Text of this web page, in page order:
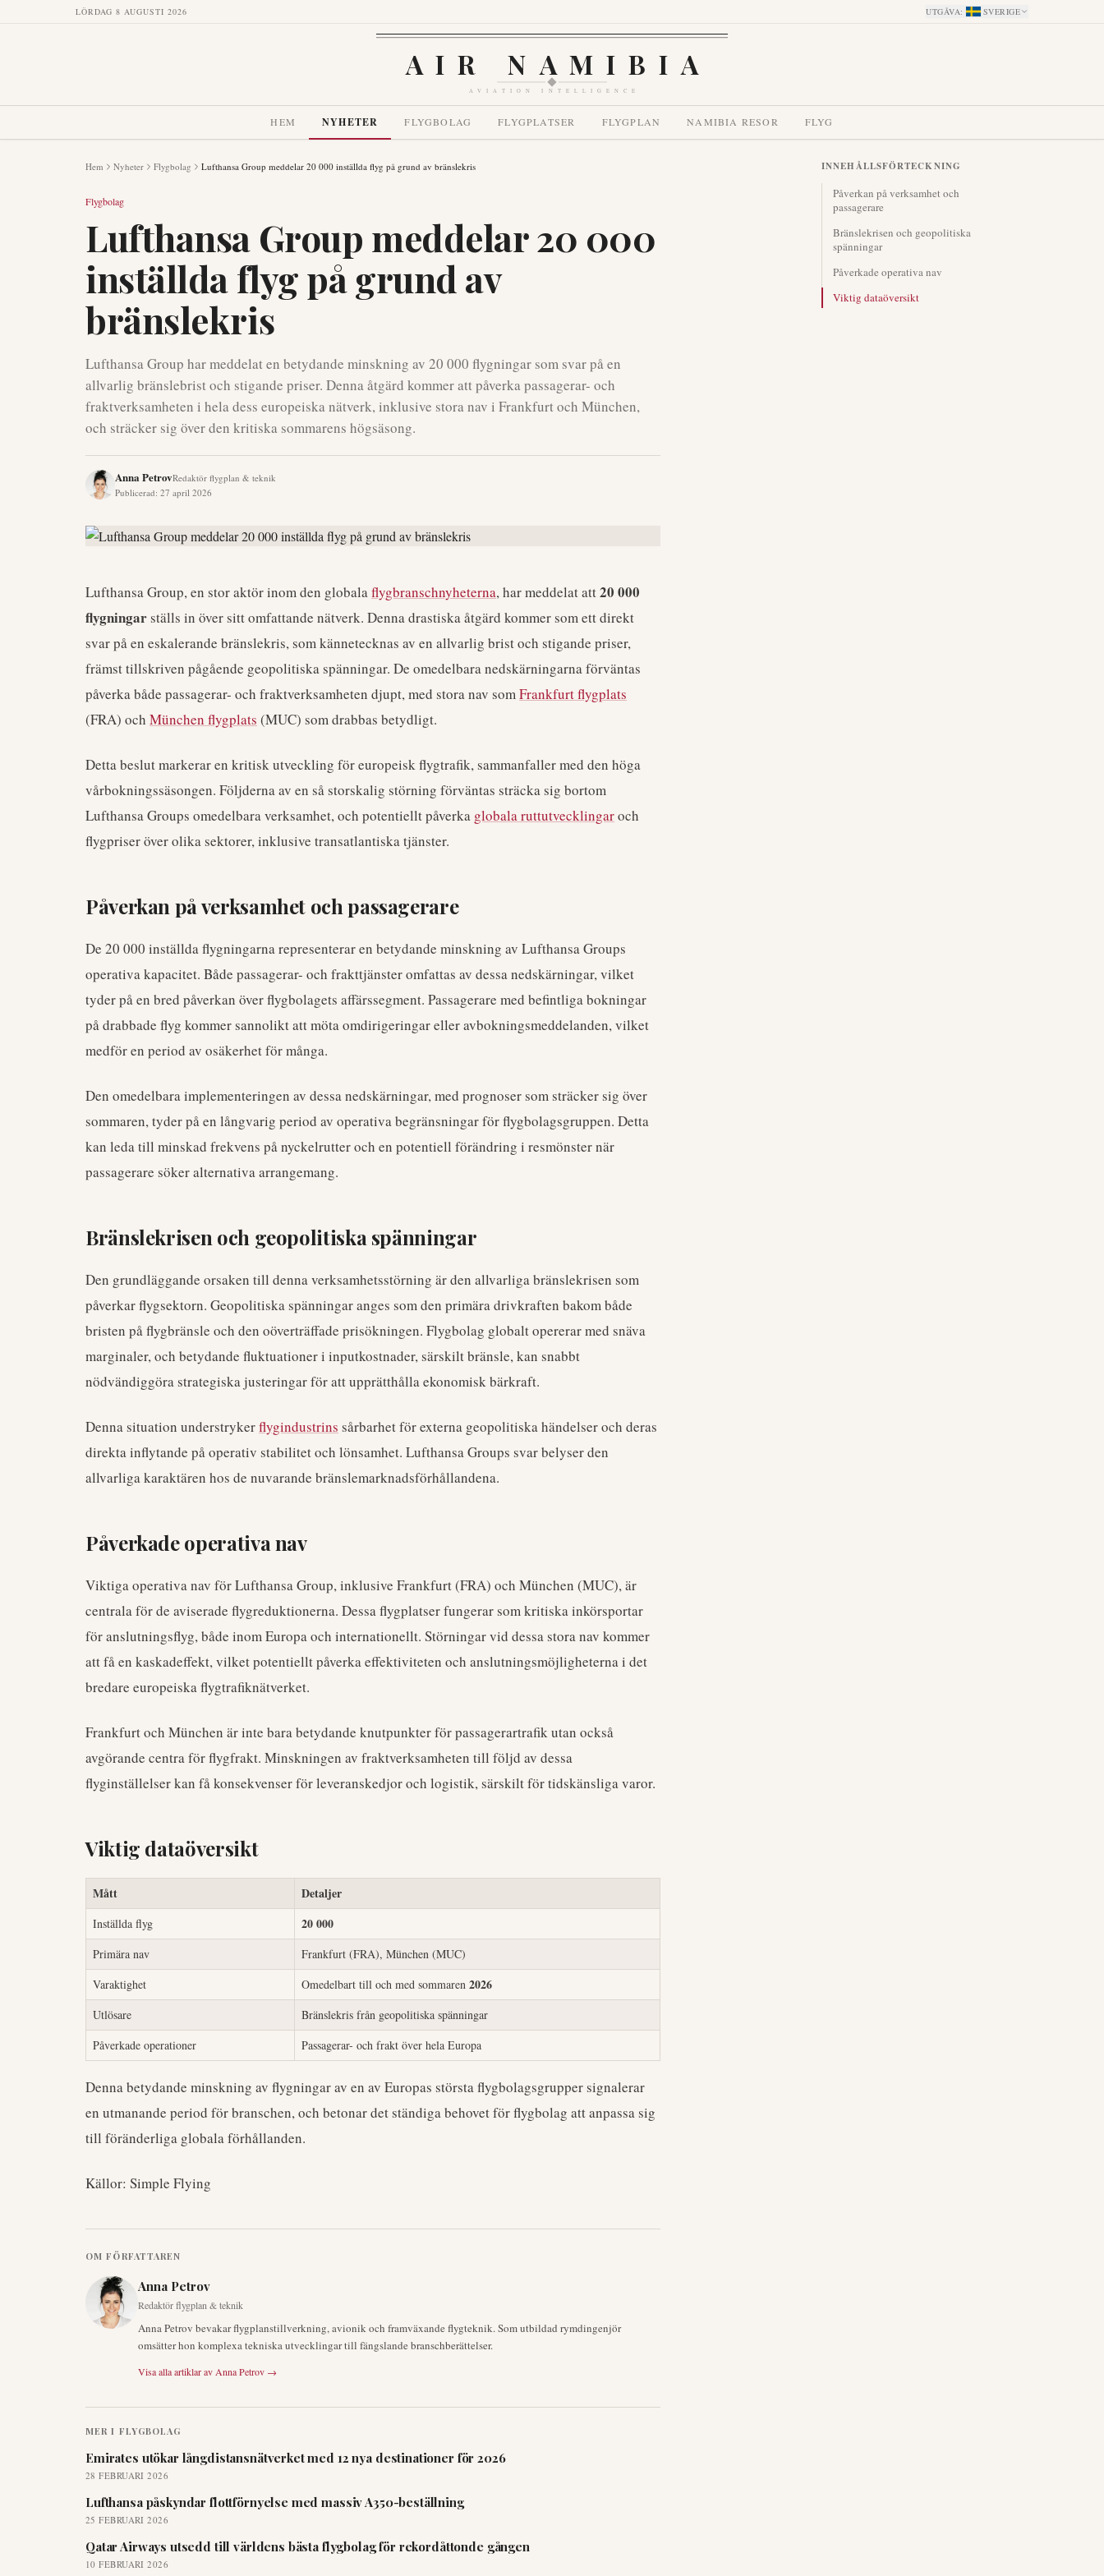
LÖRDAG 8 AUGUSTI 2026 UTGÅVA: SVERIGE
AIR NAMIBIA
AVIATION INTELLIGENCE
HEM NYHETER FLYGBOLAG FLYGPLATSER FLYGPLAN NAMIBIA RESOR FLYG
Hem Nyheter Flygbolag Lufthansa Group meddelar 20 000 inställda flyg på grund av bränslekris
Flygbolag
Lufthansa Group meddelar 20 000
inställda flyg på grund av
bränslekris
Lufthansa Group har meddelat en betydande minskning av 20 000 flygningar som svar på en
allvarlig bränslebrist och stigande priser. Denna åtgärd kommer att påverka passagerar- och
fraktverksamheten i hela dess europeiska nätverk, inklusive stora nav i Frankfurt och München,
och sträcker sig över den kritiska sommarens högsäsong.
Anna PetrovRedaktör flygplan & teknik
Publicerad: 27 april 2026
Lufthansa Group, en stor aktör inom den globalaflygbranschnyheterna, har meddelat att20 000
flygningarställs in över sitt omfattande nätverk. Denna drastiska åtgärd kommer som ett direkt
svar på en eskalerande bränslekris, som kännetecknas av en allvarlig brist och stigande priser,
främst tillskriven pågående geopolitiska spänningar. De omedelbara nedskärningarna förväntas
påverka både passagerar- och fraktverksamheten djupt, med stora nav somFrankfurt flygplats
(FRA) och München flygplats (MUC) som drabbas betydligt.
Detta beslut markerar en kritisk utveckling för europeisk flygtrafik, sammanfaller med den höga
vårbokningssäsongen. Följderna av en så storskalig störning förväntas sträcka sig bortom
Lufthansa Groups omedelbara verksamhet, och potentiellt påverka globala ruttutvecklingaroch
flygpriser över olika sektorer, inklusive transatlantiska tjänster.
Påverkan på verksamhet och passagerare
De 20 000 inställda flygningarna representerar en betydande minskning av Lufthansa Groups
operativa kapacitet. Både passagerar- och frakttjänster omfattas av dessa nedskärningar, vilket
tyder på en bred påverkan över flygbolagets affärssegment. Passagerare med befintliga bokningar
på drabbade flyg kommer sannolikt att möta omdirigeringar eller avbokningsmeddelanden, vilket
medför en period av osäkerhet för många.
Den omedelbara implementeringen av dessa nedskärningar, med prognoser som sträcker sig över
sommaren, tyder på en långvarig period av operativa begränsningar för flygbolagsgruppen. Detta
kan leda till minskad frekvens på nyckelrutter och en potentiell förändring i resmönster när
passagerare söker alternativa arrangemang.
Bränslekrisen och geopolitiska spänningar
Den grundläggande orsaken till denna verksamhetsstörning är den allvarliga bränslekrisen som
påverkar flygsektorn. Geopolitiska spänningar anges som den primära drivkraften bakom både
bristen på flygbränsle och den oöverträffade prisökningen. Flygbolag globalt opererar med snäva
marginaler, och betydande fluktuationer i inputkostnader, särskilt bränsle, kan snabbt
nödvändiggöra strategiska justeringar för att upprätthålla ekonomisk bärkraft.
Denna situation understrykerflygindustrins sårbarhet för externa geopolitiska händelser och deras
direkta inflytande på operativ stabilitet och lönsamhet. Lufthansa Groups svar belyser den
allvarliga karaktären hos de nuvarande bränslemarknadsförhållandena.
Påverkade operativa nav
Viktiga operativa nav för Lufthansa Group, inklusive Frankfurt (FRA) och München (MUC), är
centrala för de aviserade flygreduktionerna. Dessa flygplatser fungerar som kritiska inkörsportar
för anslutningsflyg, både inom Europa och internationellt. Störningar vid dessa stora nav kommer
att få en kaskadeffekt, vilket potentiellt påverka effektiviteten och anslutningsmöjligheterna i det
bredare europeiska flygtrafiknätverket.
Frankfurt och München är inte bara betydande knutpunkter för passagerartrafik utan också
avgörande centra för flygfrakt. Minskningen av fraktverksamheten till följd av dessa
flyginställelser kan få konsekvenser för leveranskedjor och logistik, särskilt för tidskänsliga varor.
Viktig dataöversikt
Mått Detaljer
Inställda flyg 20 000
Primära nav
Frankfurt (FRA), München (MUC)
Varaktighet
Omedelbart till och med sommaren 2026
Utlösare
Bränslekris från geopolitiska spänningar
Påverkade operationer
Passagerar- och frakt över hela Europa
Denna betydande minskning av flygningar av en av Europas största flygbolagsgrupper signalerar
en utmanande period för branschen, och betonar det ständiga behovet för flygbolag att anpassa sig
till föränderliga globala förhållanden.
Källor: Simple Flying
OM FÖRFATTAREN
Anna Petrov
Redaktör flygplan & teknik
Anna Petrov bevakar flygplanstillverkning, avionik och framväxande flygteknik. Som utbildad rymdingenjör
omsätter hon komplexa tekniska utvecklingar till fängslande branschberättelser.
Visa alla artiklar av Anna Petrov →
MER I FLYGBOLAG
Emirates utökar långdistansnätverket med 12 nya destinationer för 2026
28 FEBRUARI 2026
Lufthansa påskyndar flottförnyelse med massiv A350-beställning
25 FEBRUARI 2026
Qatar Airways utsedd till världens bästa flygbolag för rekordåttonde gången
10 FEBRUARI 2026
INNEHÅLLSFÖRTECKNING
Påverkan på verksamhet och
passagerare
Bränslekrisen och geopolitiska
spänningar
Påverkade operativa nav
Viktig dataöversikt